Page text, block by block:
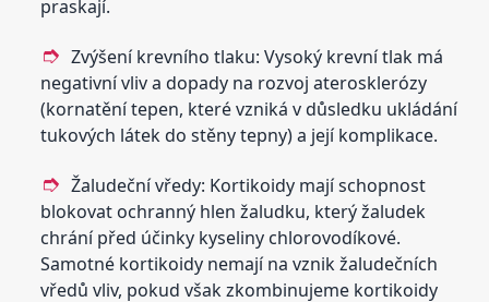
praskají.
Zvýšení krevního tlaku: Vysoký krevní tlak má
negativní vliv a dopady na rozvoj aterosklerózy
(kornatění tepen, které vzniká v důsledku ukládání
tukových látek do stěny tepny) a její komplikace.
Žaludeční vředy: Kortikoidy mají schopnost
blokovat ochranný hlen žaludku, který žaludek
chrání před účinky kyseliny chlorovodíkové.
Samotné kortikoidy nemají na vznik žaludečních
vředů vliv, pokud však zkombinujeme kortikoidy